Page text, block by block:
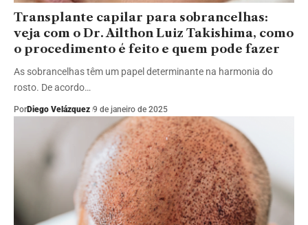
Transplante capilar para sobrancelhas:
veja com o Dr. Ailthon Luiz Takishima, como
o procedimento é feito e quem pode fazer
As sobrancelhas têm um papel determinante na harmonia do
rosto. De acordo…
PorDiego Velázquez 9 de janeiro de 2025